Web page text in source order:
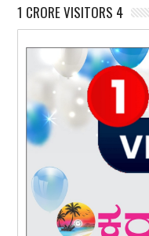
1 CRORE VISITORS 4